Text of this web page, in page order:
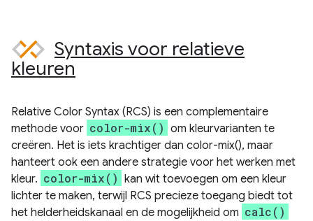
Syntaxis voor relatieve
kleuren
Relative Color Syntax (RCS) is een complementaire
methode voor color-mix() om kleurvarianten te
creëren. Het is iets krachtiger dan color-mix(), maar
hanteert ook een andere strategie voor het werken met
kleur. color-mix() kan wit toevoegen om een ​​kleur
lichter te maken, terwijl RCS precieze toegang biedt tot
het helderheidskanaal en de mogelijkheid om calc()